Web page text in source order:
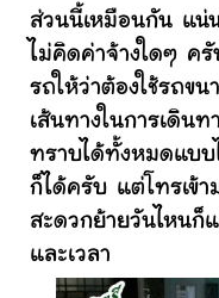
ส่วนนี้เหมือนกัน แน่
ไม่คิดค่าจ้างใดๆ ครั
รถให้ว่าต้องใช้รถข
เส้นทางในการเดิน
ทราบได้ทั้งหมดแบบ
ก็ได้ครับ แต่โทรเข้า
สะดวกย้ายวันไหนก็
และเวลา